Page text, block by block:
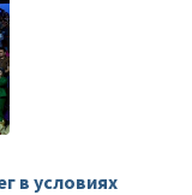
в условиях